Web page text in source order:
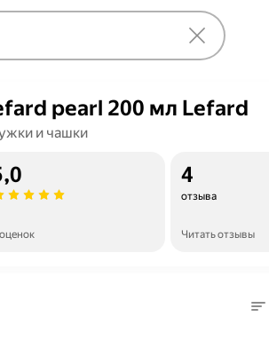
pearl 200 мл Lefard
и чашки
4
отзыва
Читать отзывы